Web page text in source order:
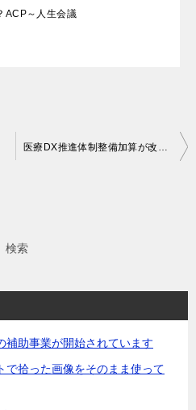
ACP～人生会議
医療DX推進体制整備加算が改正されました
検索
補助事業が開始されています
で拾った画像をそのまま使って